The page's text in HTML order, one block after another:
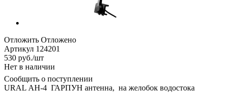
Отложить Отложено
Артикул 124201
530 руб./шт
Нет в наличии
Сообщить о поступлении
URAL АН-4 ГАРПУН антенна, на желобок водостока